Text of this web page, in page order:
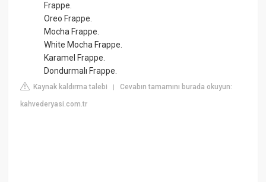
Frappe.
Oreo Frappe.
Mocha Frappe.
White Mocha Frappe.
Karamel Frappe.
Dondurmalı Frappe.
Kaynak kaldırma talebi |Cevabın tamamını burada okuyun:
kahvederyasi.com.tr